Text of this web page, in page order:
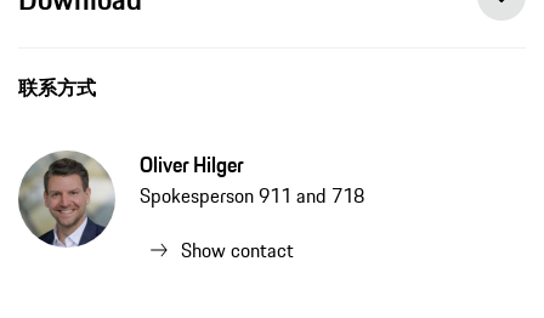
联系方式
Oliver Hilger
Spokesperson 911 and 718
Show contact